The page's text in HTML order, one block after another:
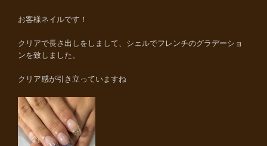
お客様ネイルです！
クリアで長さ出しをしまして、シェルでフレンチのグラデーショ
ンを致しました。
クリア感が引き立っていますね